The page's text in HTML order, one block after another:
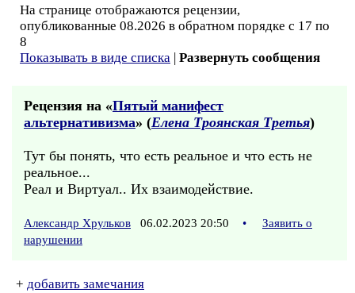
На странице отображаются рецензии,
опубликованные 08.2026 в обратном порядке с 17 по
8
Показывать в виде списка | Развернуть сообщения
Рецензия на «Пятый манифест
альтернативизма» (Елена Троянская Третья)
Тут бы понять, что есть реальное и что есть не
реальное...
Реал и Виртуал.. Их взаимодействие.
Александр Хрульков 06.02.2023 20:50 •
Заявить о
нарушении
+ добавить замечания